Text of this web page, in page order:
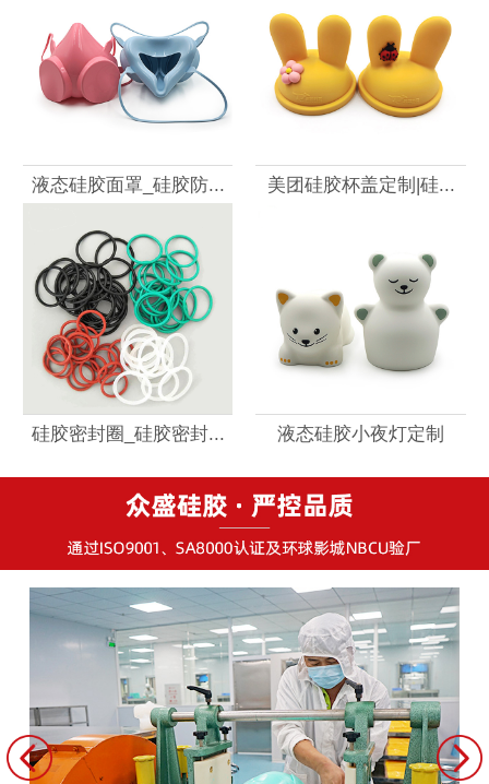
液态硅胶面罩_硅胶防... 美团硅胶杯盖定制|硅...
硅胶密封圈_硅胶密封... 液态硅胶小夜灯定制